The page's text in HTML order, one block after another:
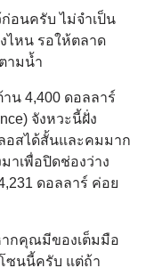
อนครับ ไม่จำเป็น
ไหน รอให้ตลาด
ามน้ำ
น 4,400 ดอลลาร์
จังหวะนี้ฝั่ง
ลอสได้สั้นและคมมาก
าเพื่อปิดช่องว่าง
ดอลลาร์ ค่อย
ากคุณมีของเต็มมือ
ซนนี้ครับ แต่ถ้า